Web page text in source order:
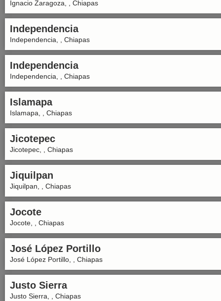
Ignacio Zaragoza, , Chiapas
Independencia
Independencia, , Chiapas
Independencia
Independencia, , Chiapas
Islamapa
Islamapa, , Chiapas
Jicotepec
Jicotepec, , Chiapas
Jiquilpan
Jiquilpan, , Chiapas
Jocote
Jocote, , Chiapas
José López Portillo
José López Portillo, , Chiapas
Justo Sierra
Justo Sierra, , Chiapas